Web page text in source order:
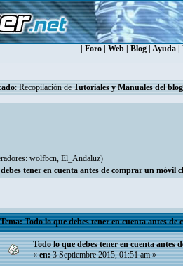
Foro| Web| Blog| Ayuda|
: Recopilación de Tutoriales y Manuales del blog
wolfbcn, El_Andaluz)
tener en cuenta antes de comprar un móvil
Tema: Todo lo que debes tener en cuenta antes
Todo lo que debes tener en cuenta antes
«en:3 Septiembre 2015, 01:51 am »